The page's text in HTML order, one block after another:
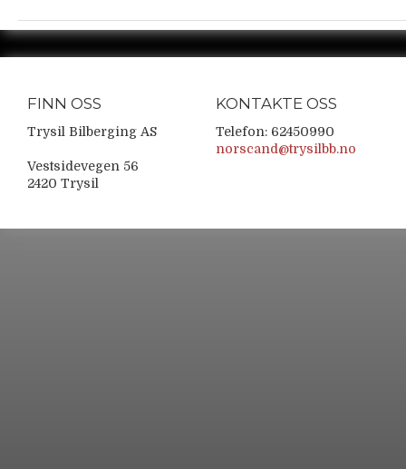
18 ytre eiker.
FINN OSS
Trysil Bilberging AS
Vestsidevegen 56
2420 Trysil
KONTAKTE OSS
Telefon: 62450990
norscand@trysilbb.no